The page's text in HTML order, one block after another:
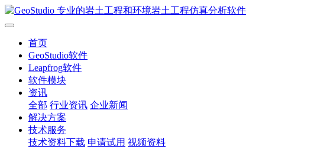
首页
GeoStudio软件
Leapfrog软件
软件模块
资讯
全部 行业资讯 企业新闻
解决方案
技术服务
技术资料下载 申请试用 视频资料